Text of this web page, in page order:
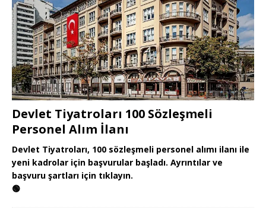
Devlet Tiyatroları 100 Sözleşmeli
Personel Alım İlanı
Devlet Tiyatroları, 100 sözleşmeli personel alımı ilanı ile
yeni kadrolar için başvurular başladı. Ayrıntılar ve
başvuru şartları için tıklayın.
🟢